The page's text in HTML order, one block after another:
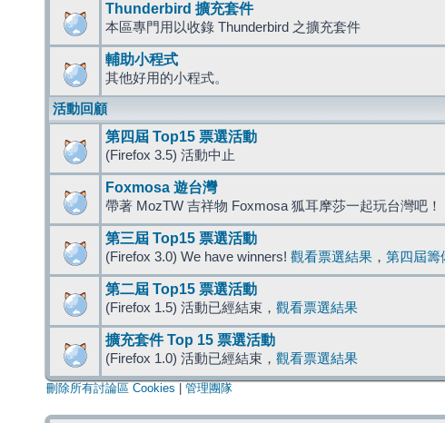
Thunderbird 擴充套件
本區專門用以收錄 Thunderbird 之擴充套件
輔助小程式
其他好用的小程式。
活動回顧
第四屆 Top15 票選活動
(Firefox 3.5) 活動中止
Foxmosa 遊台灣
帶著 MozTW 吉祥物 Foxmosa 狐耳摩莎一起玩台灣吧！
第三屆 Top15 票選活動
(Firefox 3.0) We have winners! 觀看票選結果 ， 第四屆籌
第二屆 Top15 票選活動
(Firefox 1.5) 活動已經結束， 觀看票選結果
擴充套件 Top 15 票選活動
(Firefox 1.0) 活動已經結束， 觀看票選結果
刪除所有討論區 Cookies 管理團隊